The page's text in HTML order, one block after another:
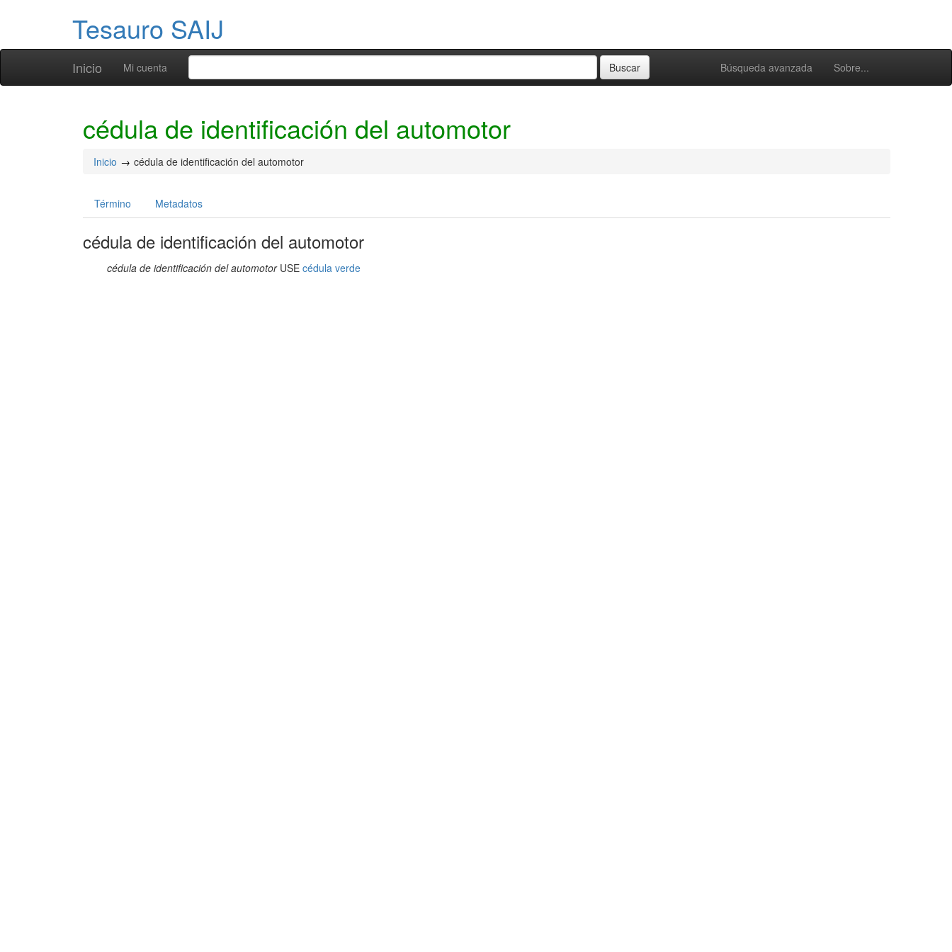
Tesauro SAIJ
Inicio Búsqueda avanzada Sobre...
Mi cuenta
cédula de identificación del automotor
Inicio cédula de identificación del automotor
Término Metadatos
cédula de identificación del automotor
cédula de identificación del automotorUSEcédula verde